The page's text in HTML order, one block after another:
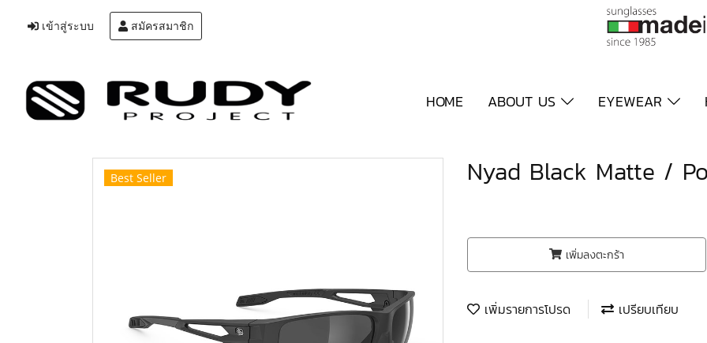
เข้าสู่ระบบ สมัครสมาชิก
HOME ABOUT US EYEWEAR
Best Seller Nyad Black Matte /
เพิ่มลงตะกร้า
เพิ่มรายการโปรด เปรียบเทียบ